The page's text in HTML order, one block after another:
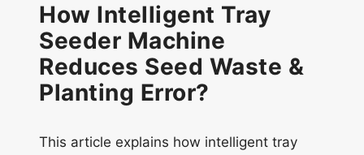
How Intelligent Tray
Seeder Machine
Reduces Seed Waste &
Planting Error?
This article explains how intelligent tray